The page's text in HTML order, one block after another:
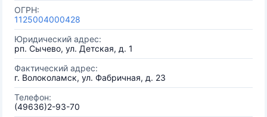
ОГРН:
1125004000428
Юридический адрес:
рп. Сычево, ул. Детская, д. 1
Фактический адрес:
г. Волоколамск, ул. Фабричная, д. 23
Телефон:
(49636)2-93-70